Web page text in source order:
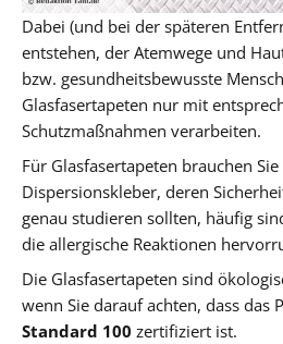
Dabei (und bei der späteren
entstehen, der Atemwege und
bzw. gesundheitsbewusste
Glasfasertapeten nur mit
Schutzmaßnahmen verarbeiten.
Für Glasfasertapeten brauchen
Dispersionskleber, deren
genau studieren sollten, häufig
die allergische Reaktionen
Die Glasfasertapeten sind
wenn Sie darauf achten, dass das
Standard 100 zertifiziert ist.